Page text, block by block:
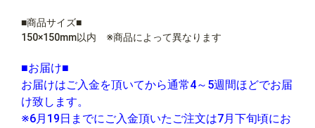
■商品サイズ■
150×150mm以内 ※商品によって異なります
■お届け■
お届けはご入金を頂いてから通常4～5週間ほどでお届
け致します。
※6月19日までにご入金頂いたご注文は7月下旬頃にお